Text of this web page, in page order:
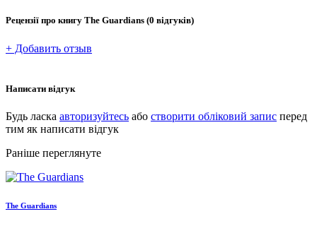
Рецензії про книгу The Guardians (0 відгуків)
+ Добавить отзыв
Написати відгук
Будь ласка авторизуйтесь або створити обліковий запис перед
тим як написати відгук
Раніше переглянуте
The Guardians